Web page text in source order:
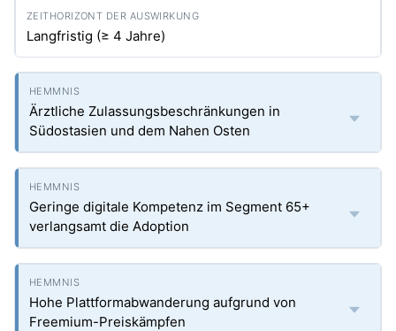
Langfristig (≥ 4 Jahre)
Ärztliche Zulassungsbeschränkungen in
Südostasien und dem Nahen Osten
Geringe digitale Kompetenz im Segment 65+
verlangsamt die Adoption
Hohe Plattformabwanderung aufgrund von
Freemium-Preiskämpfen